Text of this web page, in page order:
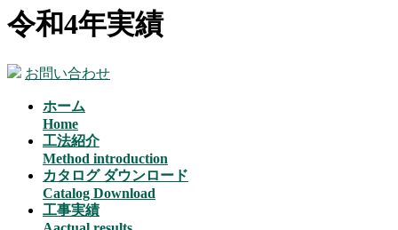
令和4年実績
お問い合わせ
ホーム
Home
工法紹介
Method introduction
カタログ ダウンロード
Catalog Download
工事実績